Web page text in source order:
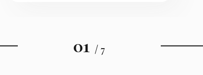
01 / 7